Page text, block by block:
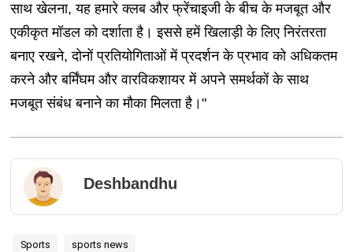
साथ खेलना, यह हमारे क्लब और फ्रेंचाइजी के बीच के मजबूत और
एकीकृत मॉडल को दर्शाता है। इससे हमें खिलाड़ी के लिए निरंतरता
बनाए रखने, दोनों प्रतियोगिताओं में प्रदर्शन के प्रभाव को अधिकतम
करने और बर्मिंघम और वारविकशायर में अपने समर्थकों के साथ
मजबूत संबंध बनाने का मौका मिलता है।"
Deshbandhu
Sports sports news